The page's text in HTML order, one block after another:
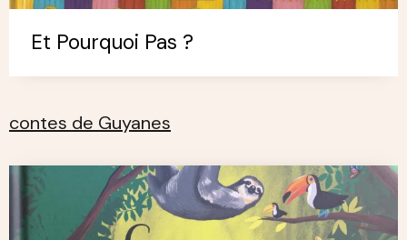
Et Pourquoi Pas ?
contes de Guyanes